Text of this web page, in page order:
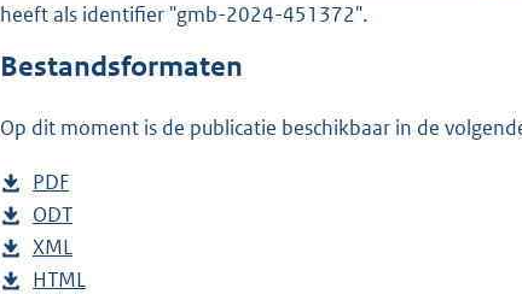
heeft als identifier "gmb-2024-451372".
Bestandsformaten
Op dit moment is de publicatie beschikbaar in de
D
o
w
n
PDF
e
s
t
D
o
w
ODT
s
D
o
XML
e
D
HTML